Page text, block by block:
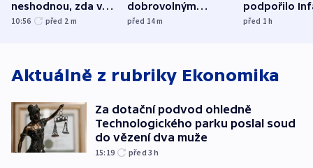
neshodnou, zda v
letadle ohroženém
10:56 před 2 m
dobrovolným
hasičům financovat
před 14m
podpořilo
UEFA trvá na
před 1h
Aktuálně z rubriky Ekonomika
Za dotační podvod ohledně
Technologického parku poslal soud
do vězení dva muže
15:19 před 3h